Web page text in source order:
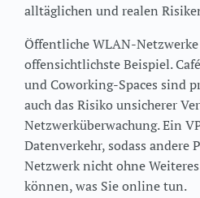
alltäglichen und realen
Öffentliche WLAN-
offensichtlichste Beispiel.
und Coworking-Spaces sind
auch das Risiko unsicherer
Netzwerküberwachung. Ein
Datenverkehr, sodass andere
Netzwerk nicht ohne
können, was Sie online tun.